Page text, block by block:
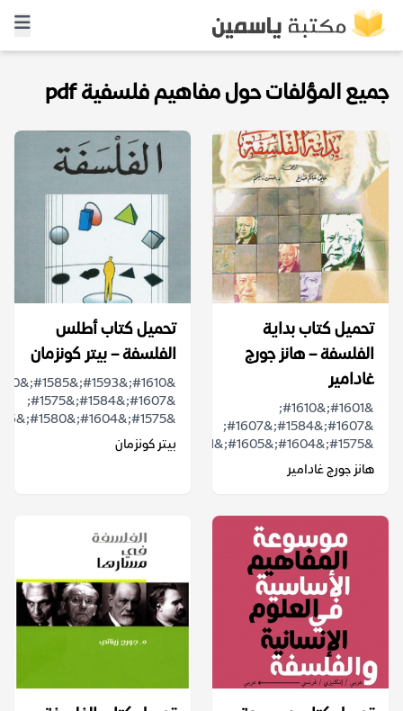
جميع المؤلفات حول مفاهيم فلسفية pdf
تحميل كتاب بداية
الفلسفة – هانز جورج
غادامير
&#1601;&#1610;
&#1607;&#1584;&#1607;
&#1575;&#1604;&#1605;&#1581;&#1575;&#1590;&...
هانز جورج غادامير
تحميل كتاب أطلس
الفلسفة – بيتر كونزمان
&#1607;&#1584;&#1575;
&#1575;&#1604;&#1580;&#1586;&...
بيتر كونزمان